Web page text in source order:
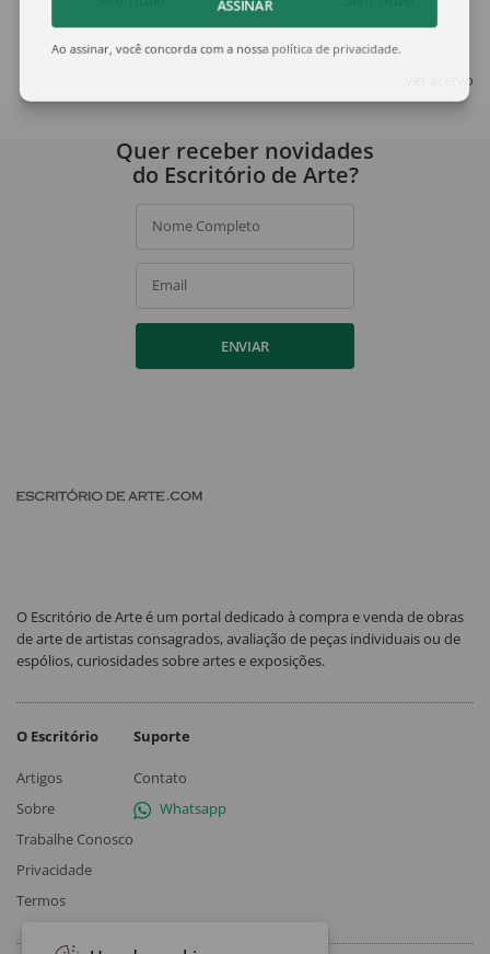
Ver acervo
ASSINAR
Ao assinar, você concorda com a nossapolítica de privacidade
Quer receber novidades
do Escritório de Arte?
Nome Completo
Email
ENVIAR
O Escritório de Arte é um portal dedicado à compra e venda de obras
de arte de artistas consagrados, avaliação de peças individuais ou de
espólios, curiosidades sobre artes e exposições.
O Escritório
Artigos
Sobre
Trabalhe Conosco
Privacidade
Termos
Suporte
Contato
Whatsapp